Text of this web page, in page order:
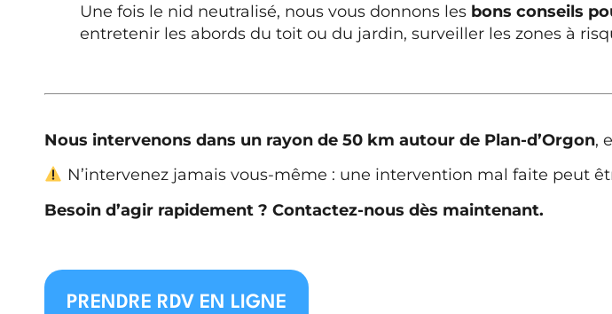
Une fois le nid neutralisé, nous vous donnons les bons conseils
entretenir les abords du toit ou du jardin, surveiller les zones à
Nous intervenons dans un rayon de 50 km autour de Plan-d’Orgon,
N’intervenez jamais vous-même : une intervention mal faite peut
Besoin d’agir rapidement ? Contactez-nous dès maintenant.
PRENDRE RDV EN LIGNE